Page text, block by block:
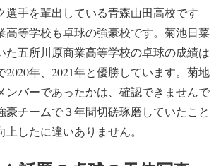
選手を輩出している青森山田高校です
高等学校も卓球の強豪校です。菊池日菜
た五所川原商業高等学校の卓球の成績は
2020年、2021年と優勝しています。菊地
ンバーであったかは、確認できませんで
豪チームで３年間切磋琢磨していたこと
したに違いありません。